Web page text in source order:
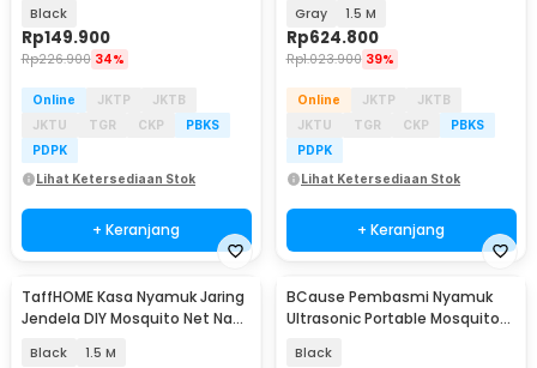
Black
Rp149.900
Rp226.900 34%
Online JKTP
JKTB
JKTU
TGR CKP
PBKS
PDPK
Lihat Ketersediaan Stok
+ Keranjang
Gray 1.5 M
Rp624.800
Rp1.023.900 39%
Online JKTP
JKTB
JKTU
TGR CKP
PBKS
PDPK
Lihat Ketersediaan Stok
+ Keranjang
TaffHOME Kasa Nyamuk Jaring
Jendela DIY Mosquito Net Nano
Black 1.5 M
BCause Pembasmi Nyamuk
Ultrasonic Portable Mosquito
Black